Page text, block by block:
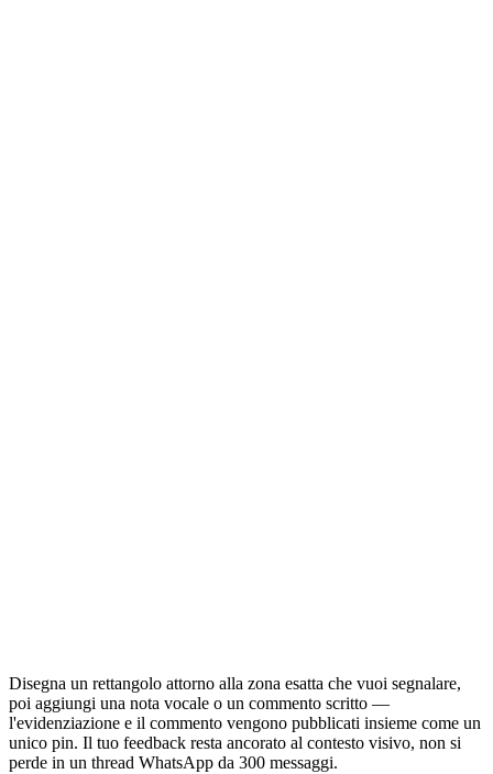
Disegna un rettangolo attorno alla zona esatta che vuoi segnalare,
poi aggiungi una nota vocale o un commento scritto —
l'evidenziazione e il commento vengono pubblicati insieme come un
unico pin. Il tuo feedback resta ancorato al contesto visivo, non si
perde in un thread WhatsApp da 300 messaggi.